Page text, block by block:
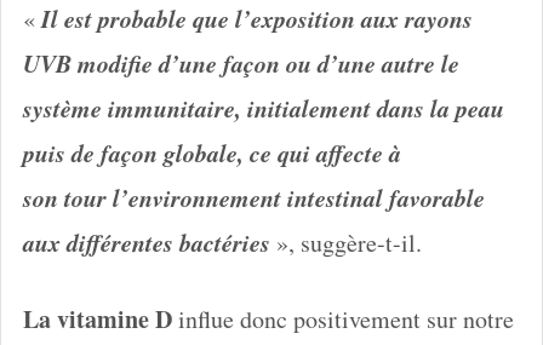
«Il est probable que l’exposition aux rayons
UVB modifie d’une façon ou d’une autre le
système immunitaire, initialement dans la peau
puis de façon globale, ce qui affecte à
son tour l’environnement intestinal favorable
aux différentes bactéries », suggère-t-il.
La vitamine Dinflue donc positivement sur notre